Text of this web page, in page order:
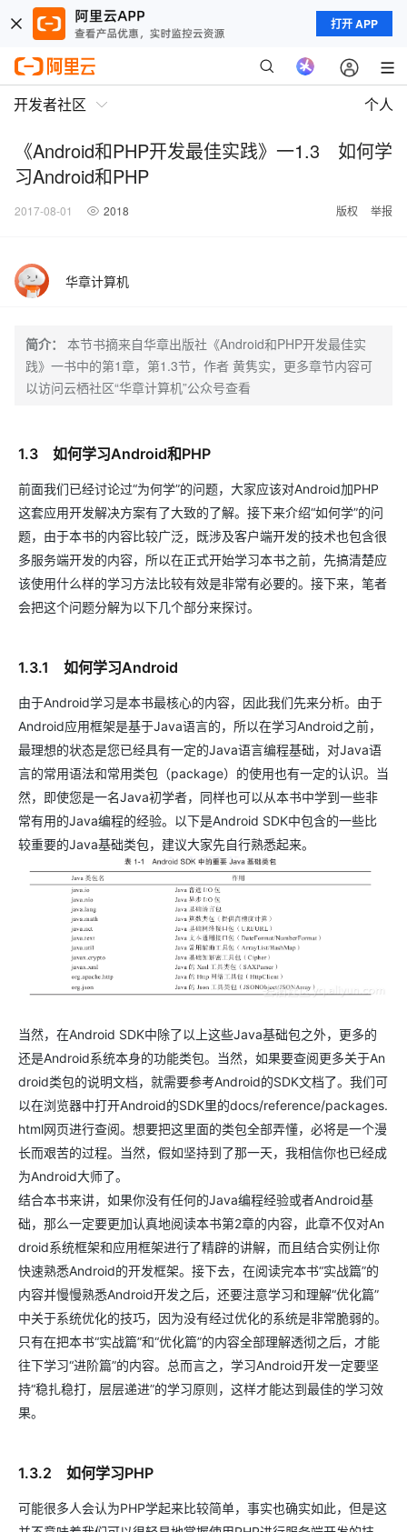
打开 APP
开发者社区 个人
《Android和PHP开发最佳实践》一1.3 如何学
习Android和PHP
2017-08-01 2018 版权 举报
华章计算机
简介：
本节书摘来自华章出版社《Android和PHP开发最佳实
践》一书中的第1章，第1.3节，作者 黄隽实，更多章节内容可
以访问云栖社区“华章计算机”公众号查看
1.3 如何学习Android和PHP
前面我们已经讨论过“为何学”的问题，大家应该对Android加PHP
这套应用开发解决方案有了大致的了解。接下来介绍“如何学”的问
题，由于本书的内容比较广泛，既涉及客户端开发的技术也包含很
多服务端开发的内容，所以在正式开始学习本书之前，先搞清楚应
该使用什么样的学习方法比较有效是非常有必要的。接下来，笔者
会把这个问题分解为以下几个部分来探讨。
1.3.1 如何学习Android
由于Android学习是本书最核心的内容，因此我们先来分析。由于
Android应用框架是基于Java语言的，所以在学习Android之前，
最理想的状态是您已经具有一定的Java语言编程基础，对Java语
言的常用语法和常用类包（package）的使用也有一定的认识。当
然，即使您是一名Java初学者，同样也可以从本书中学到一些非
常有用的Java编程的经验。以下是Android SDK中包含的一些比
较重要的Java基础类包，建议大家先自行熟悉起来。
当然，在Android SDK中除了以上这些Java基础包之外，更多的
还是Android系统本身的功能类包。当然，如果要查阅更多关于An
droid类包的说明文档，就需要参考Android的SDK文档了。我们可
以在浏览器中打开Android的SDK里的docs/reference/packages.
html网页进行查阅。想要把这里面的类包全部弄懂，必将是一个漫
长而艰苦的过程。当然，假如坚持到了那一天，我相信你也已经成
为Android大师了。
结合本书来讲，如果你没有任何的Java编程经验或者Android基
础，那么一定要更加认真地阅读本书第2章的内容，此章不仅对An
droid系统框架和应用框架进行了精辟的讲解，而且结合实例让你
快速熟悉Android的开发框架。接下去，在阅读完本书“实战篇”的
内容并慢慢熟悉Android开发之后，还要注意学习和理解“优化篇”
中关于系统优化的技巧，因为没有经过优化的系统是非常脆弱的。
只有在把本书“实战篇”和“优化篇”的内容全部理解透彻之后，才能
往下学习“进阶篇”的内容。总而言之，学习Android开发一定要坚
持“稳扎稳打，层层递进”的学习原则，这样才能达到最佳的学习效
果。
1.3.2 如何学习PHP
可能很多人会认为PHP学起来比较简单，事实也确实如此，但是这